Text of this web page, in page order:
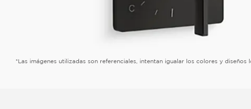
*Las imágenes utilizadas son referenciales, intentan igualar los colores y